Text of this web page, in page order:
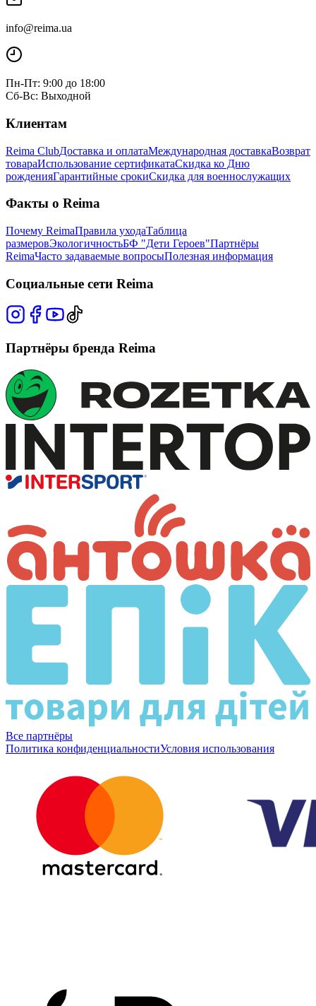
info@reima.ua
Пн-Пт: 9:00 до 18:00
Сб-Вс: Выходной
Клиентам
Reima ClubДоставка и оплатаМеждународная доставкаВозврат
товараИспользование сертификатаСкидка ко Дню
рожденияГарантийные срокиСкидка для военнослужащих
Факты о Reima
Почему ReimaПравила уходаТаблица
размеровЭкологичностьБФ "Дети Героев"Партнёры
ReimaЧасто задаваемые вопросыПолезная информация
Социальные сети Reima
Партнёры бренда Reima
Все партнёры
Политика конфиденциальностиУсловия использования